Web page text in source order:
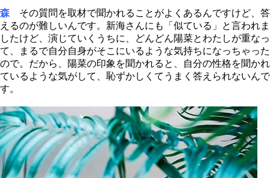
森
その質問を取材で聞かれることがよくあるんですけど、答
えるのが難しいんです。新海さんにも「似ている」と言われま
したけど、演じていくうちに、どんどん陽菜とわたしが重なっ
て、まるで自分自身がそこにいるような気持ちになっちゃった
ので。だから、陽菜の印象を聞かれると、自分の性格を聞かれ
ているような気がして、恥ずかしくてうまく答えられないんで
す。